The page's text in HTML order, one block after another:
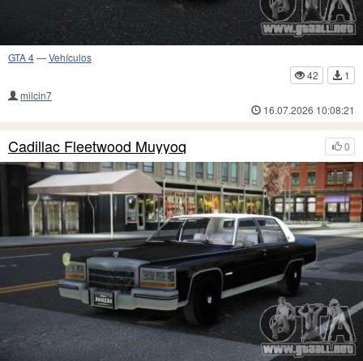
GTA 4—Vehículos
42
1
milcin7
16.07.2026 10:08:21
0
Cadillac Fleetwood Muyyoq